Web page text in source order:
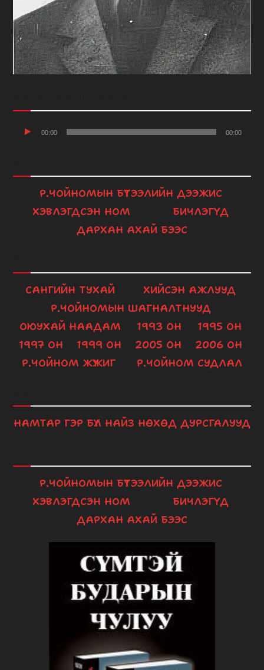
Audio00:00 00:00
Р.ЧОЙНОМЫН БҮТЭЭЛИЙН ДЭЭЖИС
ХЭВЛЭГДСЭН НОМ
БИЧЛЭГҮҮД
ДАРХАН АХАЙ БЭЭС
САНГИЙН ТУХАЙ
ХИЙСЭН АЖЛУУД
Р.ЧОЙНОМЫН ШАГНАЛТНУУД
ОЮУХАЙ НААДАМ
1993 ОН
1995 ОН
1997 ОН
1999 ОН 2005 ОН
2006 ОН
Р.ЧОЙНОМ ЖҮЖИГ
Р.ЧОЙНОМ СУДЛАЛ
НАМТАР ГЭР БҮЛ НАЙЗ НӨХӨД ДУРСГАЛУУД
Р.ЧОЙНОМЫН БҮТЭЭЛИЙН ДЭЭЖИС
ХЭВЛЭГДСЭН НОМ
БИЧЛЭГҮҮД
ДАРХАН АХАЙ БЭЭС